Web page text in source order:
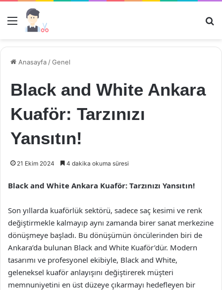
Menü
Anasayfa /Genel
Black and White Ankara
Kuaför: Tarzınızı
Yansıtın!
21 Ekim 2024 4 dakika okuma süresi
Black and White Ankara Kuaför: Tarzınızı Yansıtın!
Son yıllarda kuaförlük sektörü, sadece saç kesimi ve renk
değiştirmekle kalmayıp aynı zamanda birer sanat merkezine
dönüşmeye başladı. Bu dönüşümün öncülerinden biri de
Ankara’da bulunan Black and White Kuaför’dür. Modern
tasarımı ve profesyonel ekibiyle, Black and White,
geleneksel kuaför anlayışını değiştirerek müşteri
memnuniyetini en üst düzeye çıkarmayı hedefleyen bir